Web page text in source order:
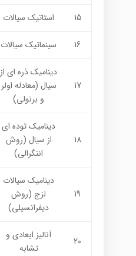
15 استاتيك سيالات
16 سينماتيك سيالات
17
ديناميك ذره اي از
سيال (معادله اولر
و برنولي)
18
ديناميك توده اي
از سيال (روش
انتگرالي)
19
ديناميك سيالات
لزج (روش
ديفرانسيلي)
20
آناليز ابعادي و
تشابه